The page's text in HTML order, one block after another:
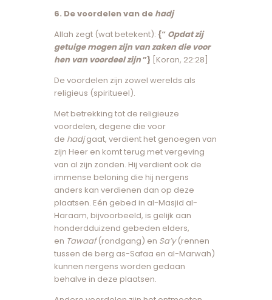
6. De voordelen van de hadj
Allah zegt (wat betekent): {“ Opdat zij
getuige mogen zijn van zaken die voor
hen van voordeel zijn”} [Koran, 22:28]
De voordelen zijn zowel werelds als
religieus (spiritueel).
Met betrekking tot de religieuze
voordelen, degene die voor
de hadjgaat, verdient het genoegen van
zijn Heer en komt terug met vergeving
van al zijn zonden. Hij verdient ook de
immense beloning die hij nergens
anders kan verdienen dan op deze
plaatsen. Eén gebed in al-Masjid al-
Haraam, bijvoorbeeld, is gelijk aan
honderdduizend gebeden elders,
en Tawaaf(rondgang) en Sa’y(rennen
tussen de berg as-Safaa en al-Marwah)
kunnen nergens worden gedaan
behalve in deze plaatsen.